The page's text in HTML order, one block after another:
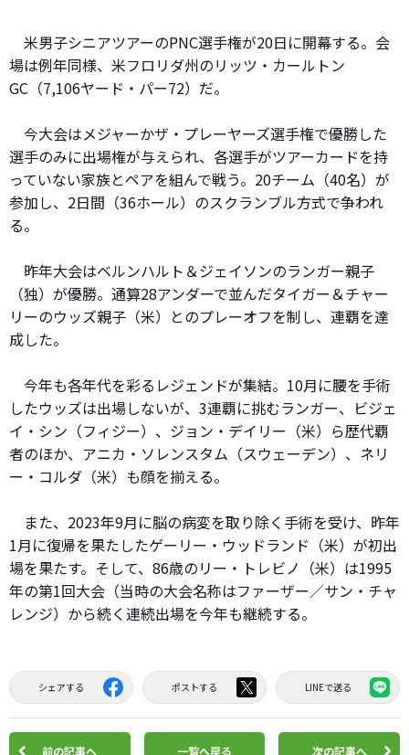
米男子シニアツアーのPNC選手権が20日に開幕する。会
場は例年同様、米フロリダ州のリッツ・カールトン
GC（7,106ヤード・パー72）だ。
今大会はメジャーかザ・プレーヤーズ選手権で優勝した
選手のみに出場権が与えられ、各選手がツアーカードを持
っていない家族とペアを組んで戦う。20チーム（40名）が
参加し、2日間（36ホール）のスクランブル方式で争われ
る。
昨年大会はベルンハルト＆ジェイソンのランガー親子
（独）が優勝。通算28アンダーで並んだタイガー＆チャー
リーのウッズ親子（米）とのプレーオフを制し、連覇を達
成した。
今年も各年代を彩るレジェンドが集結。10月に腰を手術
したウッズは出場しないが、3連覇に挑むランガー、ビジェ
イ・シン（フィジー）、ジョン・デイリー（米）ら歴代覇
者のほか、アニカ・ソレンスタム（スウェーデン）、ネリ
ー・コルダ（米）も顔を揃える。
また、2023年9月に脳の病変を取り除く手術を受け、昨年
1月に復帰を果たしたゲーリー・ウッドランド（米）が初出
場を果たす。そして、86歳のリー・トレビノ（米）は1995
年の第1回大会（当時の大会名称はファーザー／サン・チャ
レンジ）から続く連続出場を今年も継続する。
シェアする ポストする LINEで送る
前の記事へ 一覧へ戻る 次の記事へ